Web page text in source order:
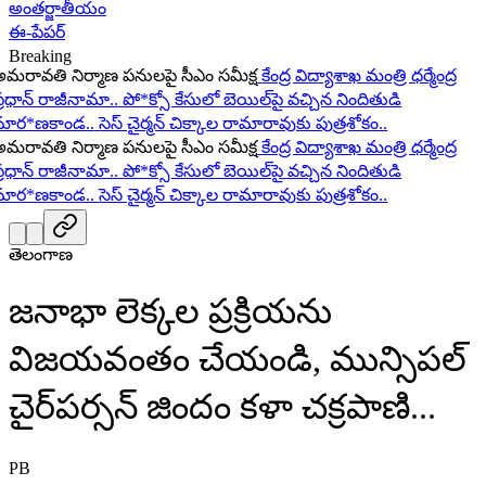
అంతర్జాతీయం
ఈ-పేపర్
Breaking
నిర్మాణ పనులపై సీఎం సమీక్ష కేంద్ర విద్యాశాఖ మంత్రి ధర్మేంద్ర
రాజీనామా.. పో*క్సో కేసులో బెయిల్‌పై వచ్చిన నిందితుడి
సెస్ చైర్మన్ చిక్కాల రామారావుకు పుత్రశోకం..
నిర్మాణ పనులపై సీఎం సమీక్ష కేంద్ర విద్యాశాఖ మంత్రి ధర్మేంద్ర
రాజీనామా.. పో*క్సో కేసులో బెయిల్‌పై వచ్చిన నిందితుడి
సెస్ చైర్మన్ చిక్కాల రామారావుకు పుత్రశోకం..
తెలంగాణ
జనాభా లెక్కల ప్రక్రియను
విజయవంతం చేయండి, మున్సిపల్
చైర్‌పర్సన్ జిందం కళా చక్రపాణి...
PB